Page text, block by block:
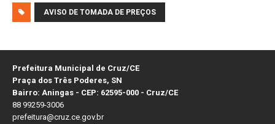
AVISO DE TOMADA DE PREÇOS
Prefeitura Municipal de Cruz/CE
Praça dos Três Poderes, SN
Bairro: Aningas - CEP: 62595-000 - Cruz/CE
88 99259-3006
prefeitura@cruz.ce.gov.br